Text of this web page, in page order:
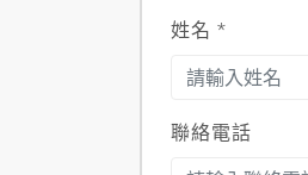
姓名 *
聯絡電話